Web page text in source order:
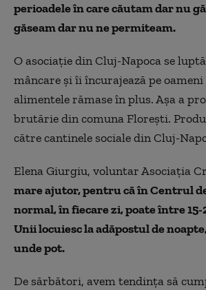
perioadele în care căutam dar nu
găseam dar nu ne permiteam.
O asociație din Cluj-Napoca se
mâncare şi îi încurajează pe oameni
alimentele rămase în plus. Aşa a
brutărie din comuna Florești.
către cantinele sociale din Cluj-
Elena Giurgiu, voluntar Asociația
mare ajutor, pentru că în Centrul
normal, în fiecare zi, poate între
Unii locuiesc la adăpostul de
unde pot.
De sărbători, avem tendința să